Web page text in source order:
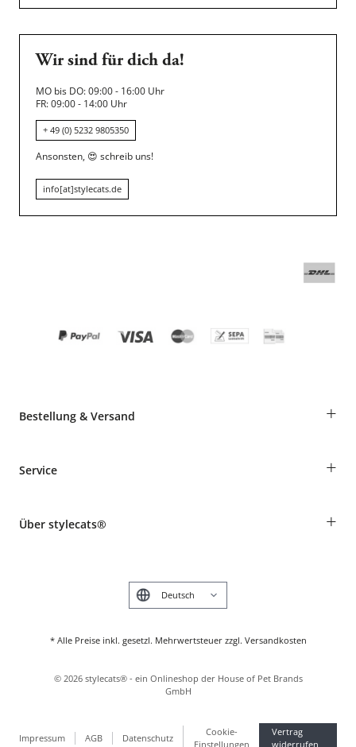
Wir sind für dich da!
MO bis DO: 09:00 - 16:00 Uhr
FR: 09:00 - 14:00 Uhr
+ 49 (0) 5232 9805350
Ansonsten, 😍 schreib uns!
info[at]stylecats.de
Bestellung & Versand +
Informationen zur Lieferung
Produkte reklamieren und zurücksenden
Service +
Tierkrankenversicherung
Über stylecats® +
* Alle Preise inkl. gesetzl. Mehrwertsteuer zzgl. Versandkosten
English
Impressum AGB Datenschutz
Cookie-
Einstellungen
Vertrag
widerrufen
© 2026 stylecats® - ein Onlineshop der House of Pet Brands
GmbH